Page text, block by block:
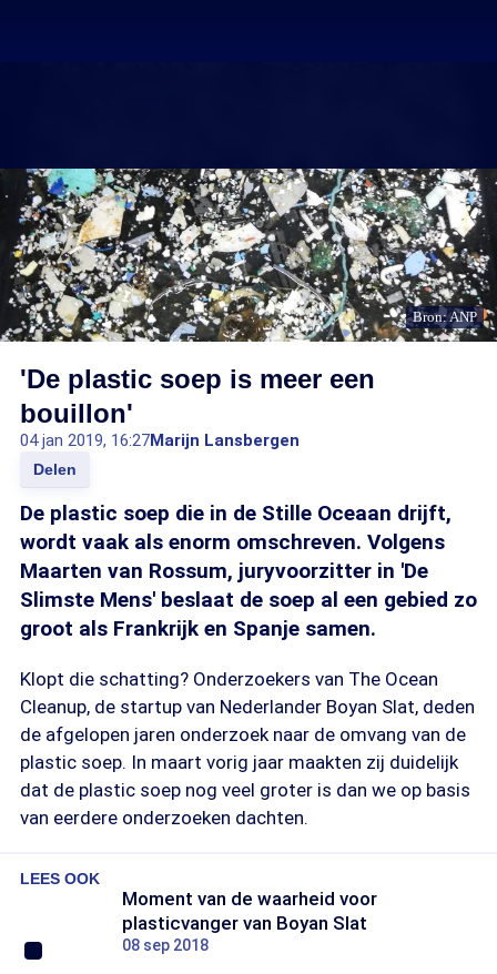
Bron: ANP
'De plastic soep is meer een
bouillon'
04 jan 2019, 16:27Marijn Lansbergen
Delen
De plastic soep die in de Stille Oceaan drijft,
wordt vaak als enorm omschreven. Volgens
Maarten van Rossum, juryvoorzitter in 'De
Slimste Mens' beslaat de soep al een gebied zo
groot als Frankrijk en Spanje samen.
Klopt die schatting? Onderzoekers van The Ocean
Cleanup, de startup van Nederlander Boyan Slat, deden
de afgelopen jaren onderzoek naar de omvang van de
plastic soep. In maart vorig jaar maakten zij duidelijk
dat de plastic soep nog veel groter is dan we op basis
van eerdere onderzoeken dachten.
LEES OOK
Moment van de waarheid voor
plasticvanger van Boyan Slat
08 sep 2018